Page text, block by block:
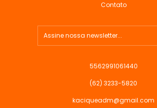
Contato
5562991061440
(62) 3233-5820
kaciqueadm@gmail.com